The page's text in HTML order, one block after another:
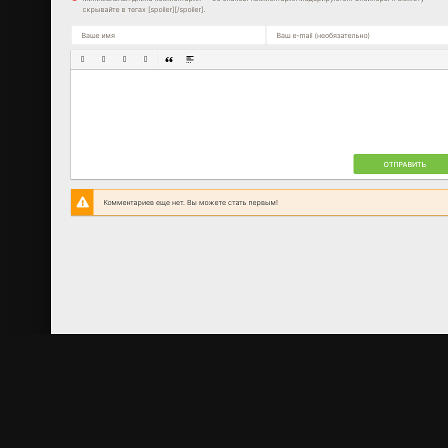
скрывайте в тегах [spoiler][/spoiler].
ПОЛУЖИРНЫЙ
КУРСИВПОДЧЕРКНУТЫЙ
ЗАЧЕРКНУТЫЙ
ВСТАВКА ЦИТАТЫ
ВСТАВКА СПОЙЛЕРА
ОТПРАВИТЬ
Комментариев еще нет. Вы можете стать первым!